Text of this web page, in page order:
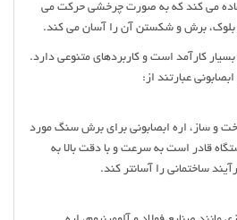
می کند که به صورت چرخشی حرکت می
بلوک، برش و شکستن آن را آسان می کند.
کارآمد است و کاربردهای متنوعی دارد.
عبارتند از:
و ساز، اره ابصابونی برای برش سنگ مورد
قادر است به سرعت و با دقت بالا به
ساختمانی را آسانتر کند.